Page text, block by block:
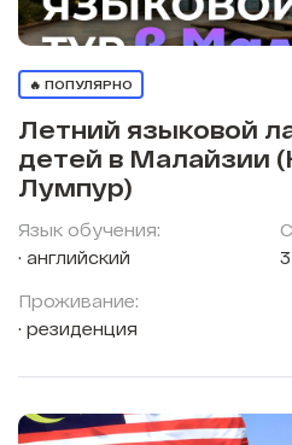
🔥 ПОПУЛЯРНО
Летний языковой
детей в Малайзии
Лумпур)
Язык обучения:
английский
Проживание:
резиденция